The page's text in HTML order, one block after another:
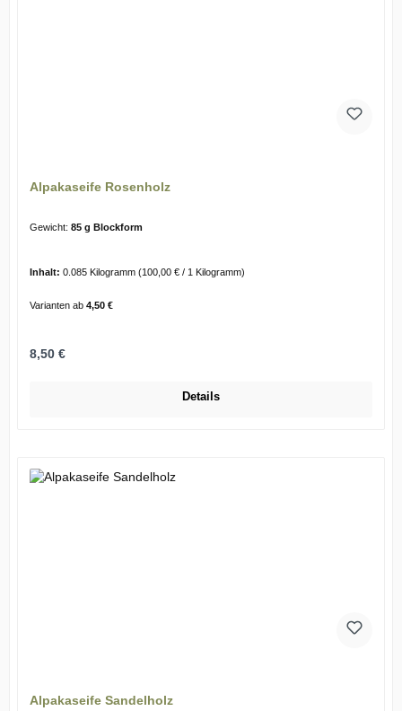
Alpakaseife Rosenholz
Gewicht: 85 g Blockform
Inhalt: 0.085 Kilogramm (100,00 € / 1 Kilogramm)
Varianten ab4,50 €
Regulärer Preis:
8,50 €
Details
Alpakaseife Sandelholz